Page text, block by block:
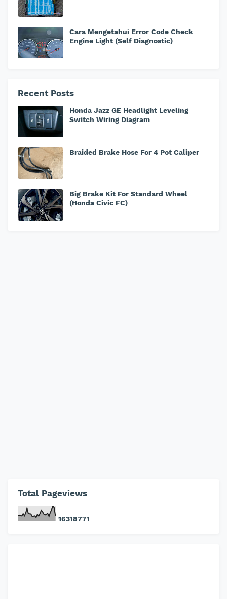
Cara Mengetahui Error Code Check
Engine Light (Self Diagnostic)
Recent Posts
Honda Jazz GE Headlight Leveling
Switch Wiring Diagram
Braided Brake Hose For 4 Pot Caliper
Big Brake Kit For Standard Wheel
(Honda Civic FC)
Total Pageviews
16318771